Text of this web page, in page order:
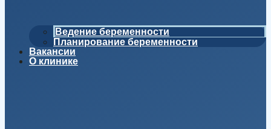
Ведение беременности
Планирование беременности
Вакансии
О клинике